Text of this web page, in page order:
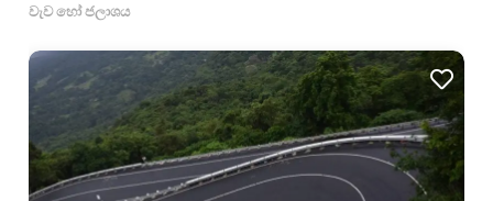
වැව හෝ ජලාශය